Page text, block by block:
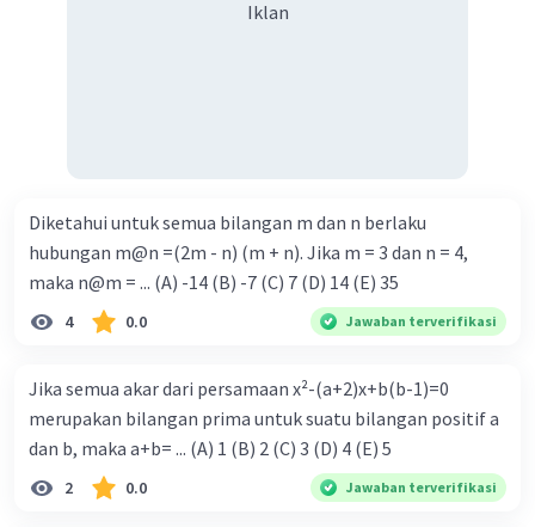
Iklan
Diketahui untuk semua bilangan m dan n berlaku
hubungan m@n =(2m - n) (m + n). Jika m = 3 dan n = 4,
maka n@m = ... (A) -14 (B) -7 (C) 7 (D) 14 (E) 35
4 0.0 Jawaban terverifikasi
Jika semua akar dari persamaan x²-(a+2)x+b(b-1)=0
merupakan bilangan prima untuk suatu bilangan positif a
dan b, maka a+b= ... (A) 1 (B) 2 (C) 3 (D) 4 (E) 5
2 0.0 Jawaban terverifikasi